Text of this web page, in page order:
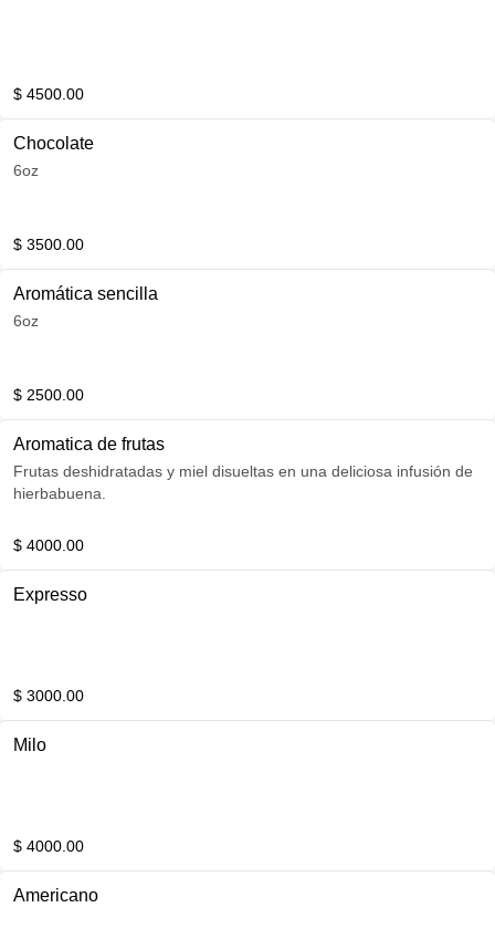
$ 4500.00
Chocolate
6oz
$ 3500.00
Aromática sencilla
6oz
$ 2500.00
Aromatica de frutas
Frutas deshidratadas y miel disueltas en una deliciosa infusión de
hierbabuena.
$ 4000.00
Expresso
$ 3000.00
Milo
$ 4000.00
Americano